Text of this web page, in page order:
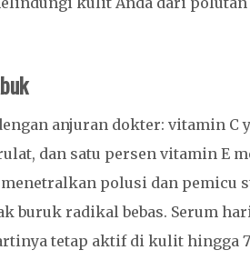
anjuran dokter: vitamin C
dan satu persen vitamin E
polusi dan pemicu
buruk radikal bebas. Serum
tetap aktif di kulit hingga